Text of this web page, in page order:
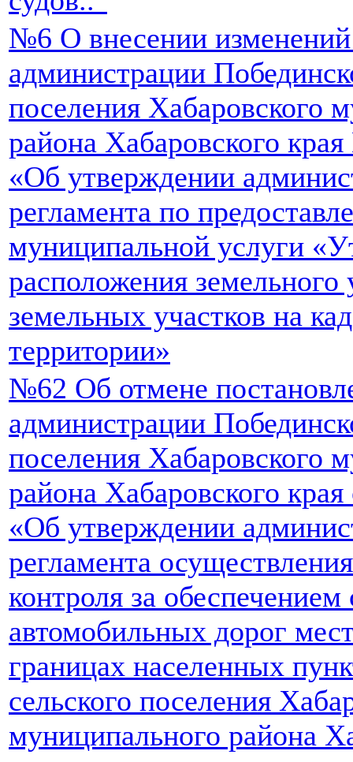
№6 О внесении изменений
администрации
поселения Хабаровского
района Хабаровского
«Об утверждении
регламента по
муниципальной услуги
расположения земельного
земельных участков на
территории»
№62 Об отмене
администрации
поселения Хабаровского
района Хабаровского
«Об утверждении
регламента
контроля за обеспечением
автомобильных дорог
границах населенных
сельского поселения
муниципального района